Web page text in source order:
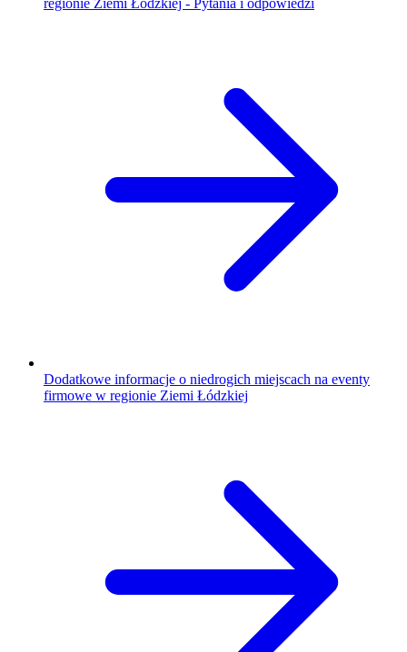
Dodatkowe informacje o niedrogich miejscach na eventy
firmowe w regionie Ziemi Łódzkiej